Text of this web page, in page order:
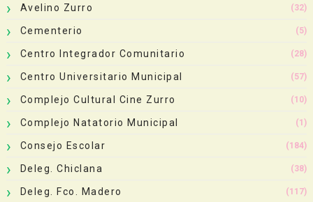
Avelino Zurro (32)
Cementerio (5)
Centro Integrador Comunitario (28)
Centro Universitario Municipal (57)
Complejo Cultural Cine Zurro (10)
Complejo Natatorio Municipal (1)
Consejo Escolar (184)
Deleg. Chiclana (38)
Deleg. Fco. Madero (117)